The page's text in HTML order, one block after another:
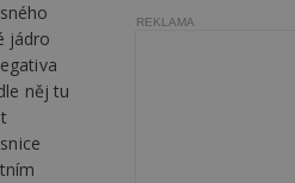
jádro
něj tu
REKLAMA